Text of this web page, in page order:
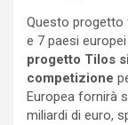
Questo progetto
e 7 paesi
progetto Tilos
competizione
Europea fornirà
miliardi di euro,